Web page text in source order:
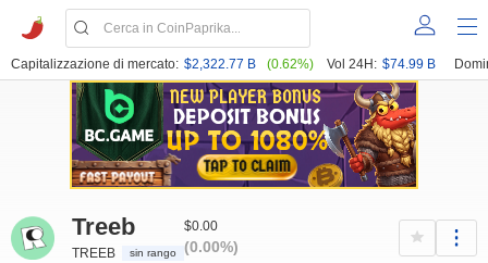
Capitalizzazione di mercato: $2,322.77 B (0.62%) Vol 24H: $74.99 B
Treeb
TREEB sin rango
$0.00
(0.00%)